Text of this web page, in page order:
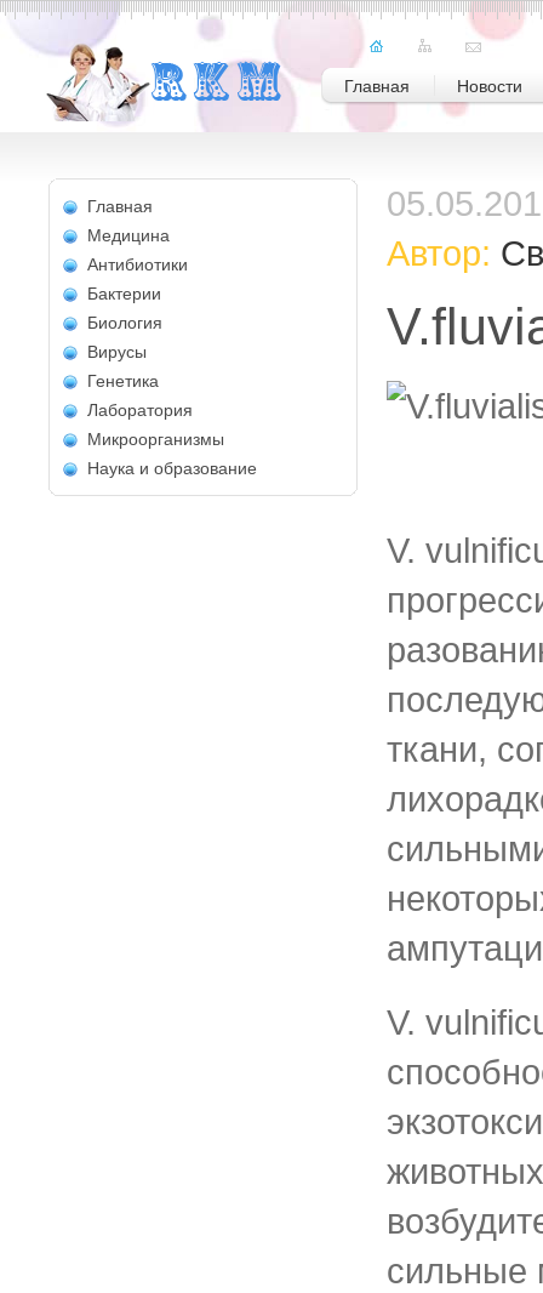
Главная Новости
Главная
Медицина
Антибиотики
Бактерии
Биология
Вирусы
Генетика
Лаборатория
Микроорганизмы
Наука и образование
Автор:
V.
ткани,
V.
сильные